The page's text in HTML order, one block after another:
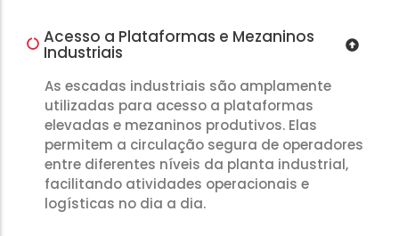
Acesso a Plataformas e Mezaninos
Industriais
As escadas industriais são amplamente
utilizadas para acesso a plataformas
elevadas e mezaninos produtivos. Elas
permitem a circulação segura de operadores
entre diferentes níveis da planta industrial,
facilitando atividades operacionais e
logísticas no dia a dia.